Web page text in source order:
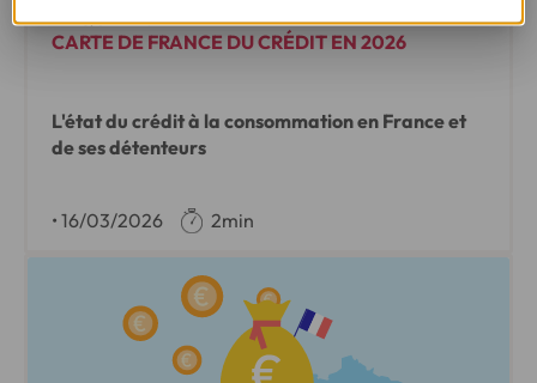
ENQUÊTE :
CARTE DE FRANCE DU CRÉDIT EN 2026
L'état du crédit à la consommation en France et
de ses détenteurs
• 16/03/2026 2min